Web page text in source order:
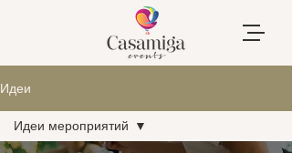
Идеи
Идеи мероприятий